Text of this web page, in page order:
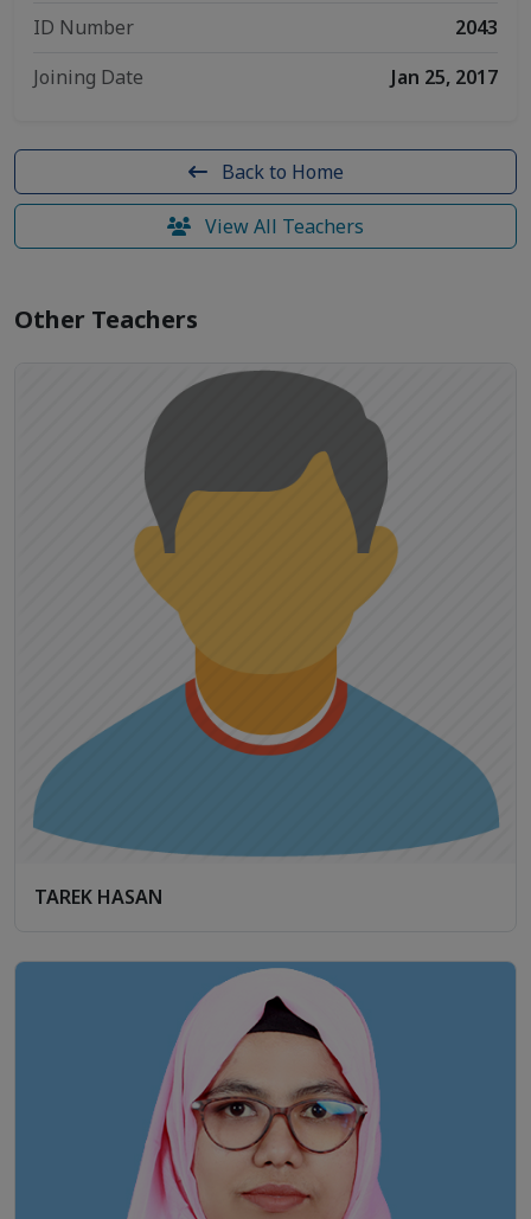
ID Number
2043
Joining Date
Jan 25, 2017
Back to Home
View All Teachers
Other Teachers
TAREK HASAN